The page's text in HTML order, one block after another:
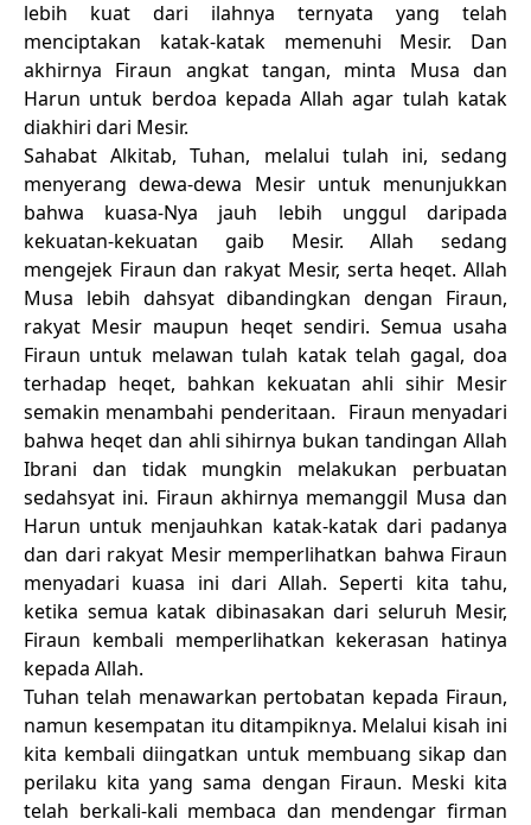
lebih kuat dari ilahnya ternyata yang telah
menciptakan katak-katak memenuhi Mesir. Dan
akhirnya Firaun angkat tangan, minta Musa dan
Harun untuk berdoa kepada Allah agar tulah katak
diakhiri dari Mesir.
Sahabat Alkitab, Tuhan, melalui tulah ini, sedang
menyerang dewa-dewa Mesir untuk menunjukkan
bahwa kuasa-Nya jauh lebih unggul daripada
kekuatan-kekuatan gaib Mesir. Allah sedang
mengejek Firaun dan rakyat Mesir, serta heqet. Allah
Musa lebih dahsyat dibandingkan dengan Firaun,
rakyat Mesir maupun heqet sendiri. Semua usaha
Firaun untuk melawan tulah katak telah gagal, doa
terhadap heqet, bahkan kekuatan ahli sihir Mesir
semakin menambahi penderitaan. Firaun menyadari
bahwa heqet dan ahli sihirnya bukan tandingan Allah
Ibrani dan tidak mungkin melakukan perbuatan
sedahsyat ini. Firaun akhirnya memanggil Musa dan
Harun untuk menjauhkan katak-katak dari padanya
dan dari rakyat Mesir memperlihatkan bahwa Firaun
menyadari kuasa ini dari Allah. Seperti kita tahu,
ketika semua katak dibinasakan dari seluruh Mesir,
Firaun kembali memperlihatkan kekerasan hatinya
kepada Allah.
Tuhan telah menawarkan pertobatan kepada Firaun,
namun kesempatan itu ditampiknya. Melalui kisah ini
kita kembali diingatkan untuk membuang sikap dan
perilaku kita yang sama dengan Firaun. Meski kita
telah berkali-kali membaca dan mendengar firman